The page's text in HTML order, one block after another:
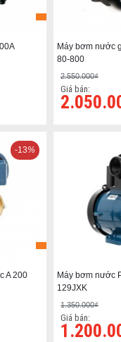
Máy bơm nước
80-800
2.550.000₫
Giá bán:
A 200
-13%
Máy bơm nước
129JXK
1.350.000₫
Giá bán: